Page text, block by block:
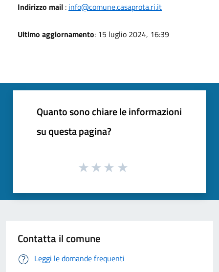
Indirizzo mail : info@comune.casaprota.ri.it
Ultimo aggiornamento: 15 luglio 2024, 16:39
Quanto sono chiare le informazioni
su questa pagina?
Contatta il comune
Leggi le domande frequenti